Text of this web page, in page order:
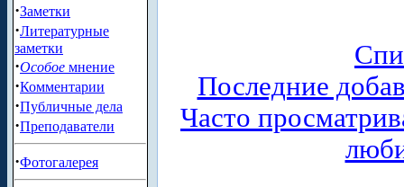
·Заметки
·Литературные
заметки
·Особое мнение
·Комментарии
·Публичные дела
·Преподаватели
·Фотогалерея
Последние
Часто